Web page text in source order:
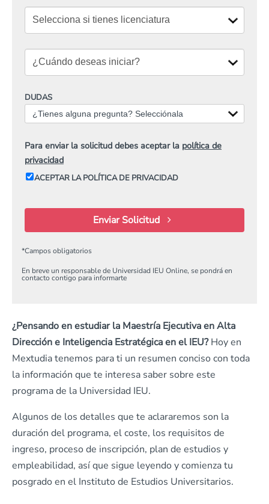
DUDAS
¿Tienes alguna pregunta? Selecciónala
Para enviar la solicitud debes aceptar la política de
privacidad
ACEPTAR LA POLÍTICA DE PRIVACIDAD
Enviar Solicitud
*Campos obligatorios
En breve un responsable de Universidad IEU Online, se pondrá en
contacto contigo para informarte
¿Pensando en estudiar la Maestría Ejecutiva en Alta
Dirección e Inteligencia Estratégica en el IEU?Hoy en
Mextudia tenemos para ti un resumen conciso con toda
la información que te interesa saber sobre este
programa de la Universidad IEU.
Algunos de los detalles que te aclararemos son la
duración del programa, el coste, los requisitos de
ingreso, proceso de inscripción, plan de estudios y
empleabilidad, así que sigue leyendo y comienza tu
posgrado en el Instituto de Estudios Universitarios.